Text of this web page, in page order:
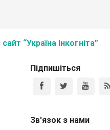
“Україна Інкогніта”
Підпишіться
Зв'язок з нами